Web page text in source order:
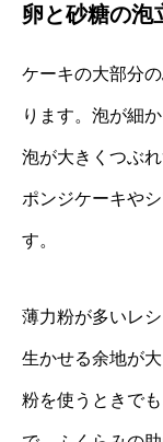
卵と砂糖の泡
ケーキの大部分
ります。泡が細
泡が大きくつぶ
ポンジケーキや
す。
薄力粉が多いレ
生かせる余地が
粉を使うときで